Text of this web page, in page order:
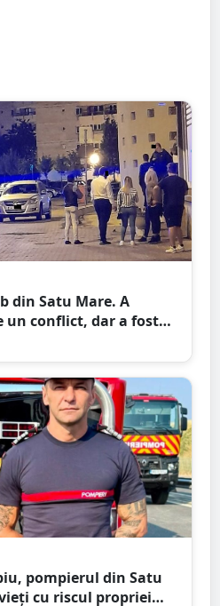
din Satu Mare. A
un conflict, dar a fost
singur pumn
pompierul din Satu
cu riscul propriei